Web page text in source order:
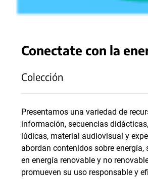
Conectate con la
Colección
Presentamos una variedad de
información, secuencias
lúdicas, material audiovisual y
abordan contenidos sobre energía,
en energía renovable y no
promueven su uso responsable y